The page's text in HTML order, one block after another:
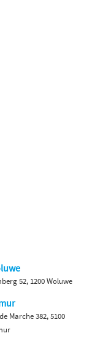
52, 1200 Woluwe
Marche 382, 5100